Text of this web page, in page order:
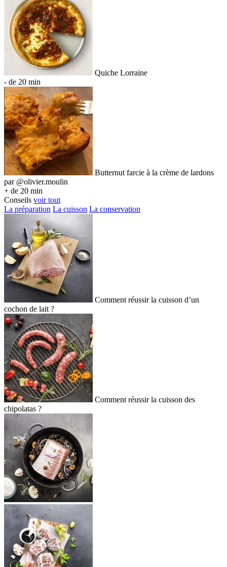
Quiche Lorraine
- de 20 min
Butternut farcie à la crème de lardons
par @olivier.moulin
+ de 20 min
Conseils voir tout
La préparation La cuisson La conservation
Comment réussir la cuisson d’un
cochon de lait ?
Comment réussir la cuisson des
chipolatas ?